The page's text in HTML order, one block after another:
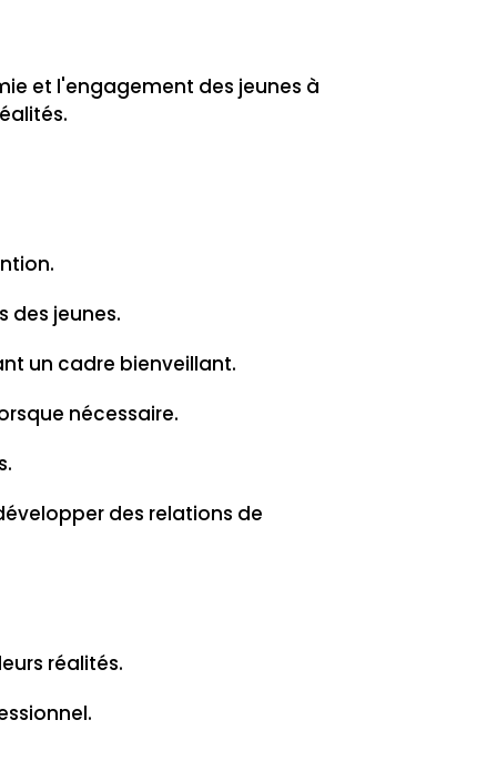
et l'engagement des jeunes à
des jeunes.
un cadre bienveillant.
nécessaire.
des relations de
réalités.